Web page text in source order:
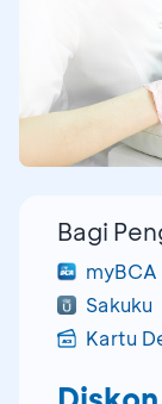
Bagi
myBCA
Sakuku
Kartu